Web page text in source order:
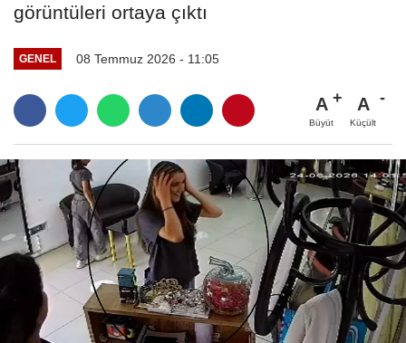
görüntüleri ortaya çıktı
GENEL 08 Temmuz 2026 - 11:05
A
Büyüt
A
Küçült